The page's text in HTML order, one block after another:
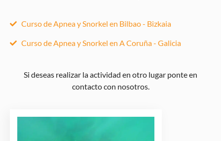
Curso de Apnea y Snorkel en Bilbao - Bizkaia
Curso de Apnea y Snorkel en A Coruña - Galicia
Si deseas realizar la actividad en otro lugar ponte en
contacto con nosotros.